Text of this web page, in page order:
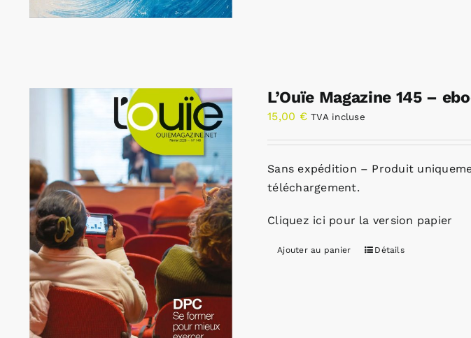
L’Ouïe Magazine 145 –
15,00 € TVA incluse
Sans expédition – Produit
téléchargement.
Cliquez ici pour la version papier
Ajouter au panier Détails